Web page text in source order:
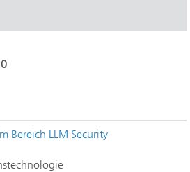
Bereich LLM Security